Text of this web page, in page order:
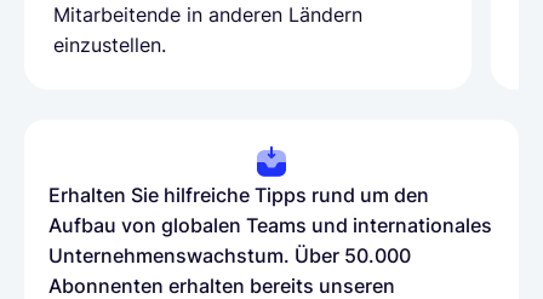
Mitarbeitende in anderen Ländern
einzustellen.
Erhalten Sie hilfreiche Tipps rund um den
Aufbau von globalen Teams und internationales
Unternehmenswachstum. Über 50.000
Abonnenten erhalten bereits unseren